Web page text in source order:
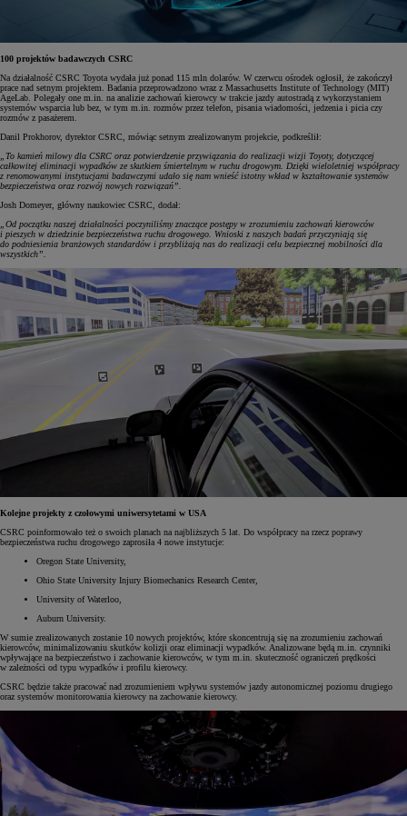
100 projektów badawczych CSRC
Na działalność CSRC Toyota wydała już ponad 115 mln dolarów. W czerwcu ośrodek ogłosił, że zakończył
prace nad setnym projektem. Badania przeprowadzono wraz z Massachusetts Institute of Technology (MIT)
AgeLab. Polegały one m.in. na analizie zachowań kierowcy w trakcie jazdy autostradą z wykorzystaniem
systemów wsparcia lub bez, w tym m.in. rozmów przez telefon, pisania wiadomości, jedzenia i picia czy
rozmów z pasażerem.
Danil Prokhorov, dyrektor CSRC, mówiąc setnym zrealizowanym projekcie, podkreślił:
„To kamień milowy dla CSRC oraz potwierdzenie przywiązania do realizacji wizji Toyoty, dotyczącej
całkowitej eliminacji wypadków ze skutkiem śmiertelnym w ruchu drogowym. Dzięki wieloletniej współpracy
z renomowanymi instytucjami badawczymi udało się nam wnieść istotny wkład w kształtowanie systemów
bezpieczeństwa oraz rozwój nowych rozwiązań”.
Josh Domeyer, główny naukowiec CSRC, dodał:
„Od początku naszej działalności poczyniliśmy znaczące postępy w zrozumieniu zachowań kierowców
i pieszych w dziedzinie bezpieczeństwa ruchu drogowego. Wnioski z naszych badań przyczyniają się
do podniesienia branżowych standardów i przybliżają nas do realizacji celu bezpiecznej mobilności dla
wszystkich”.
Kolejne projekty z czołowymi uniwersytetami w USA
CSRC poinformowało też o swoich planach na najbliższych 5 lat. Do współpracy na rzecz poprawy
bezpieczeństwa ruchu drogowego zaprosiła 4 nowe instytucje:
Oregon State University,
Ohio State University Injury Biomechanics Research Center,
University of Waterloo,
Auburn University.
W sumie zrealizowanych zostanie 10 nowych projektów, które skoncentrują się na zrozumieniu zachowań
kierowców, minimalizowaniu skutków kolizji oraz eliminacji wypadków. Analizowane będą m.in. czynniki
wpływające na bezpieczeństwo i zachowanie kierowców, w tym m.in. skuteczność ograniczeń prędkości
w zależności od typu wypadków i profilu kierowcy.
CSRC będzie także pracować nad zrozumieniem wpływu systemów jazdy autonomicznej poziomu drugiego
oraz systemów monitorowania kierowcy na zachowanie kierowcy.